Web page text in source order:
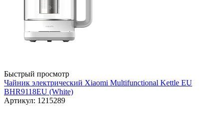
Быстрый просмотр
Чайник электрический Xiaomi Multifunctional Kettle EU
BHR9118EU (White)
Артикул: 1215289